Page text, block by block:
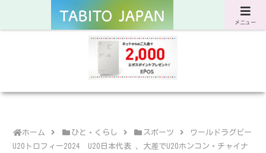
サスティナブルな旅と暮らしのWebマガジン
ホーム ひと・くらし スポーツ
ワールドラグビー
U20トロフィー2024 U20日本代表 、大差でU20ホンコン・チャイナ
メニュー